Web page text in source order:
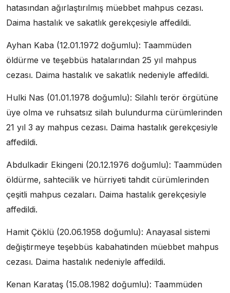
hatasından ağırlaştırılmış müebbet mahpus cezası.
Daima hastalık ve sakatlık gerekçesiyle affedildi.
Ayhan Kaba (12.01.1972 doğumlu): Taammüden
öldürme ve teşebbüs hatalarından 25 yıl mahpus
cezası. Daima hastalık ve sakatlık nedeniyle affedildi.
Hulki Nas (01.01.1978 doğumlu): Silahlı terör örgütüne
üye olma ve ruhsatsız silah bulundurma cürümlerinden
21 yıl 3 ay mahpus cezası. Daima hastalık gerekçesiyle
affedildi.
Abdulkadir Ekingeni (20.12.1976 doğumlu): Taammüden
öldürme, sahtecilik ve hürriyeti tahdit cürümlerinden
çeşitli mahpus cezaları. Daima hastalık gerekçesiyle
affedildi.
Hamit Çöklü (20.06.1958 doğumlu): Anayasal sistemi
değiştirmeye teşebbüs kabahatinden müebbet mahpus
cezası. Daima hastalık nedeniyle affedildi.
Kenan Karataş (15.08.1982 doğumlu): Taammüden